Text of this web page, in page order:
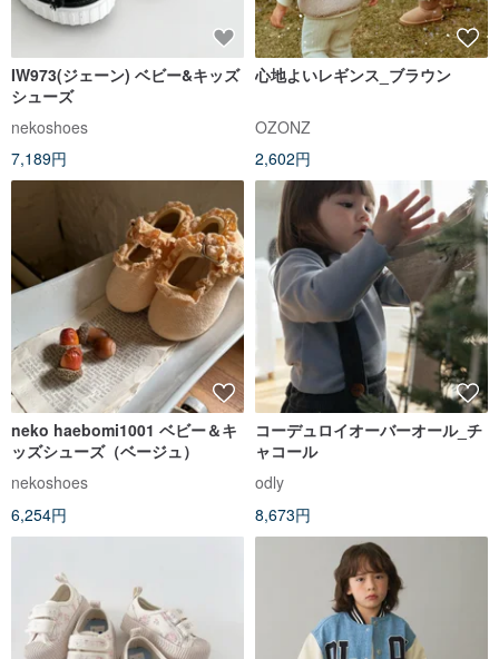
IW973(ジェーン) ベビー&キッズ
シューズ
nekoshoes
7,189円
心地よいレギンス_ブラウン
OZONZ
2,602円
neko haebomi1001 ベビー＆キ
ッズシューズ（ベージュ）
nekoshoes
6,254円
コーデュロイオーバーオール_チ
ャコール
odly
8,673円